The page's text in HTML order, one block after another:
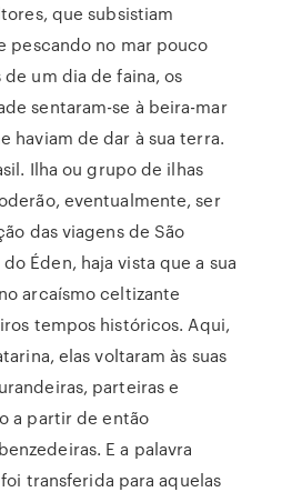
que subsistiam
pescando no mar pouco
um dia de faina, os
sentaram-se à beira-mar
haviam de dar à sua terra.
Ilha ou grupo de ilhas
eventualmente, ser
das viagens de São
Éden, haja vista que a sua
arcaísmo celtizante
tempos históricos. Aqui,
elas voltaram às suas
parteiras e
a partir de então
E a palavra
transferida para aquelas